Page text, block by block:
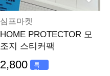
심프마켓
HOME PROTECTOR 모
조지 스티커팩
2,800
특
가